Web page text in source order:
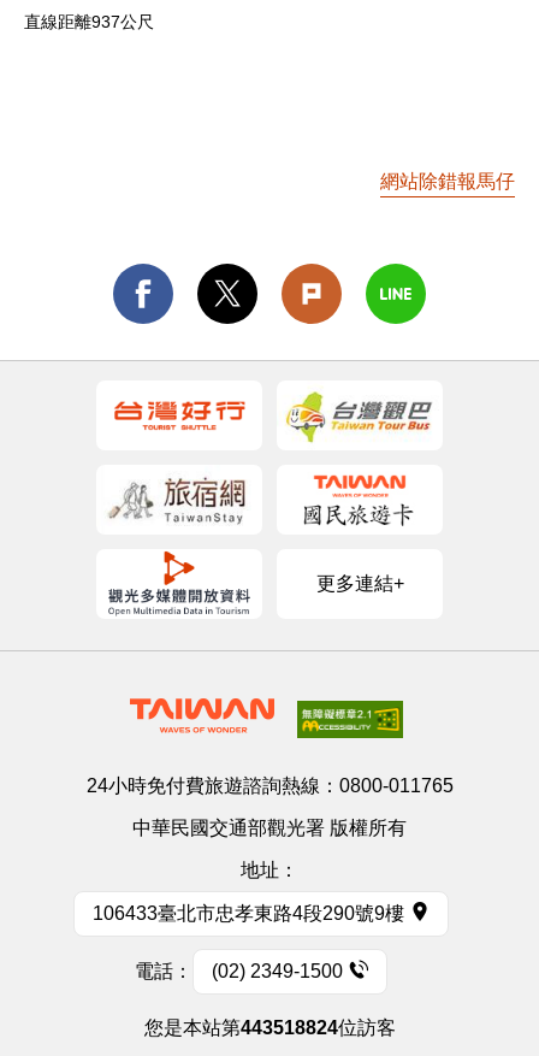
直線距離937公尺
網站除錯報馬仔
更多連結+
24小時免付費旅遊諮詢熱線： 0800-011765
中華民國交通部觀光署 版權所有
地址：
106433臺北市忠孝東路4段290號9樓
電話： (02) 2349-1500
您是本站第443518824位訪客